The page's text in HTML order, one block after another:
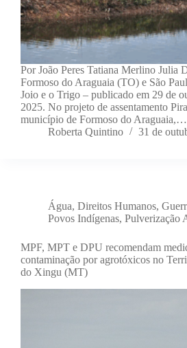
Por João Peres Tatiana Merlino Julia
Formoso do Araguaia (TO) e São
Joio e o Trigo – publicado em 29 de
2025. No projeto de assentamento
município de Formoso do Araguaia,…
Roberta Quintino
31 de
Água, Direitos Humanos,
Povos Indígenas, Pulverização
MPF, MPT e DPU recomendam
contaminação por agrotóxicos no
do Xingu (MT)